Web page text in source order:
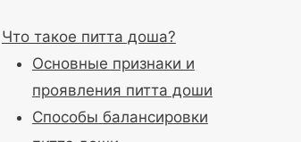
Что такое питта доша?
Основные признаки и
проявления питта доши
Способы балансировки